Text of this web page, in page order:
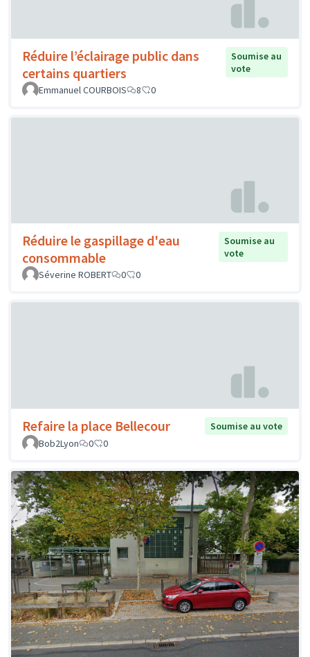
Réduire l’éclairage public dans
certains quartiers
Soumise au
vote
Emmanuel COURBOIS
8 0
Réduire le gaspillage d'eau
consommable
Soumise au
vote
Séverine ROBERT
0 0
Refaire la place Bellecour
Soumise au vote
Bob2Lyon
0 0